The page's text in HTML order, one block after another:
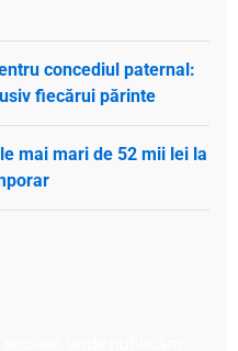
concediul paternal:
fiecărui părinte
mai mari de 52 mii lei la